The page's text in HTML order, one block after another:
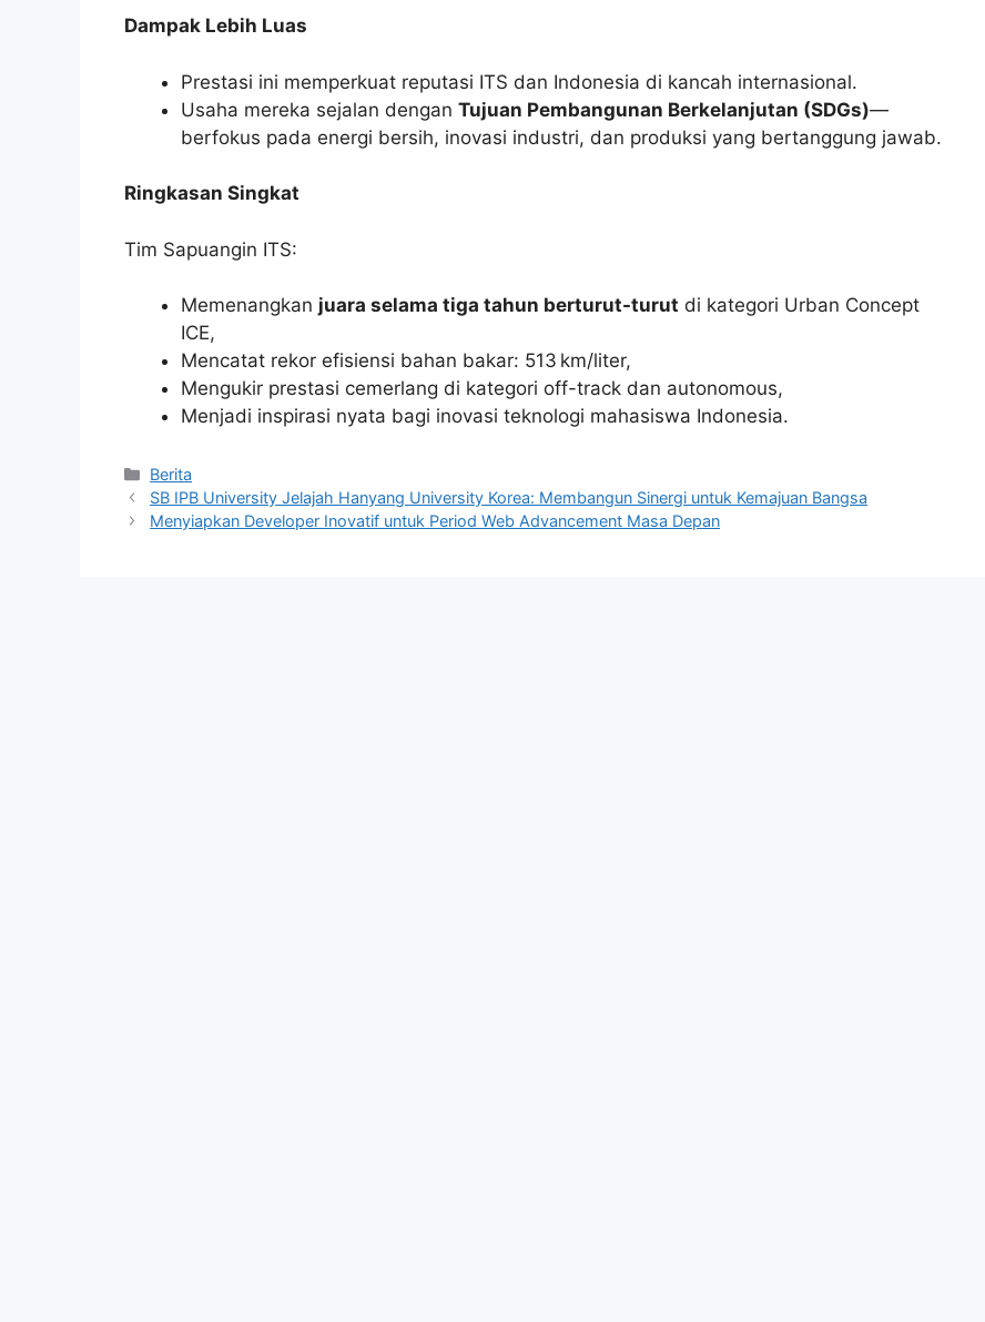
Dampak Lebih Luas
Prestasi ini memperkuat reputasi ITS dan Indonesia di kancah internasional.
Usaha mereka sejalan dengan Tujuan Pembangunan Berkelanjutan (SDGs)—
berfokus pada energi bersih, inovasi industri, dan produksi yang bertanggung jawab.
Ringkasan Singkat
Tim Sapuangin ITS:
Memenangkan juara selama tiga tahun berturut-turut di kategori Urban Concept
ICE,
Mencatat rekor efisiensi bahan bakar: 513 km/liter,
Mengukir prestasi cemerlang di kategori off-track dan autonomous,
Menjadi inspirasi nyata bagi inovasi teknologi mahasiswa Indonesia.
Kategori
Berita
SB IPB University Jelajah Hanyang University Korea: Membangun Sinergi untuk Kemajuan Bangsa
Menyiapkan Developer Inovatif untuk Period Web Advancement Masa Depan